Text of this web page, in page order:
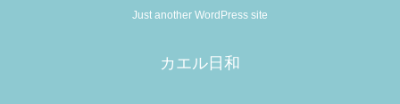
Just another WordPress site
カエル日和